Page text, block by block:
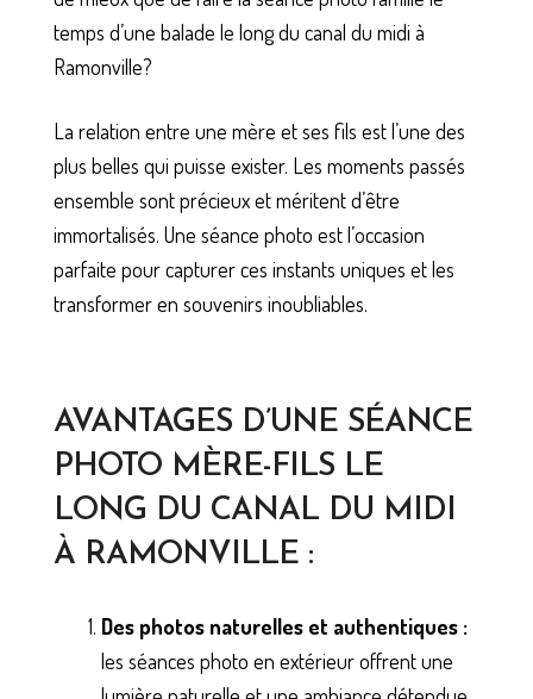
temps d’une balade le long du canal du midi à
Ramonville?
La relation entre une mère et ses fils est l’une des
plus belles qui puisse exister. Les moments passés
ensemble sont précieux et méritent d’être
immortalisés. Une séance photo est l’occasion
parfaite pour capturer ces instants uniques et les
transformer en souvenirs inoubliables.
AVANTAGES D’UNE SÉANCE
PHOTO MÈRE-FILS LE
LONG DU CANAL DU MIDI
À RAMONVILLE :
Des photos naturelles et authentiques :
les séances photo en extérieur offrent une